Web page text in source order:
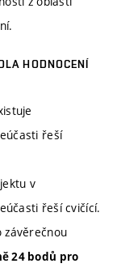
HODNOCENÍ
řeší
v
řeší cvičící.
24 bodů pro